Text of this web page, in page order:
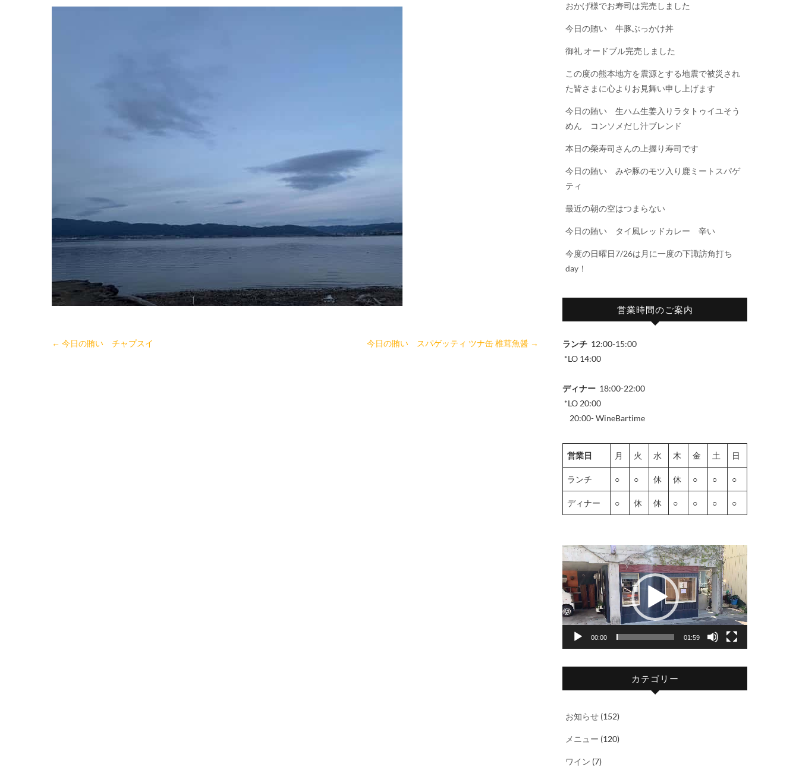
← 今日の賄い チャプスイ 今日の賄い スパゲッティ ツナ缶 椎茸魚醤 →
おかげ様でお寿司は完売しました
今日の賄い 牛豚ぶっかけ丼
御礼 オードブル完売しました
この度の熊本地方を震源とする地震で被災され
た皆さまに心よりお見舞い申し上げます
今日の賄い 生ハム生姜入りラタトゥイユそう
めん コンソメだし汁ブレンド
本日の榮寿司さんの上握り寿司です
今日の賄い みや豚のモツ入り鹿ミートスパゲ
ティ
最近の朝の空はつまらない
今日の賄い タイ風レッドカレー 辛い
今度の日曜日7/26は月に一度の下諏訪角打ち
day！
営業時間のご案内
ランチ 12:00-15:00
*LO 14:00
ディナー 18:00-22:00
*LO 20:00
20:00- WineBartime
営業日 月 火 水 木 金 土 日
ランチ ○ ○ 休 休 ○ ○ ○
ディナー ○ 休 休 ○ ○ ○ ○
動
画
プ
レ
ー
ヤ
00:00 01:59
カテゴリー
お知らせ (152)
メニュー (120)
ワイン (7)